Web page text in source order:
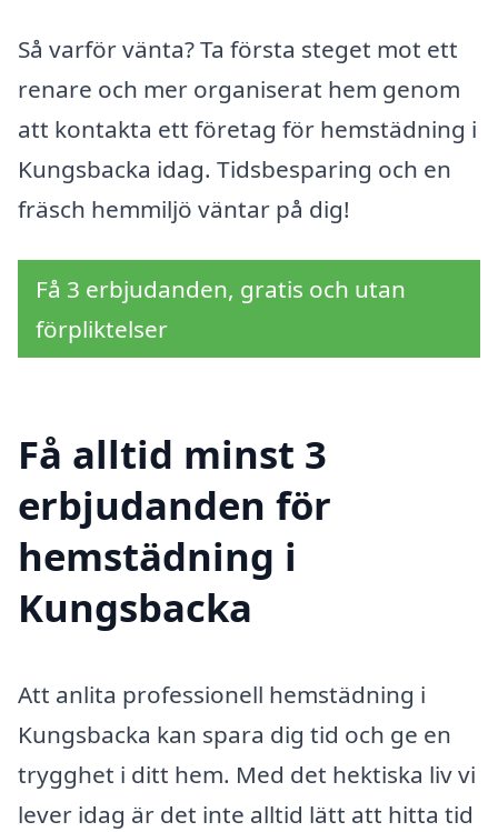
Så varför vänta? Ta första steget mot ett
renare och mer organiserat hem genom
att kontakta ett företag för hemstädning i
Kungsbacka idag. Tidsbesparing och en
fräsch hemmiljö väntar på dig!
Få 3 erbjudanden, gratis och utan
förpliktelser
Få alltid minst 3
erbjudanden för
hemstädning i
Kungsbacka
Att anlita professionell hemstädning i
Kungsbacka kan spara dig tid och ge en
trygghet i ditt hem. Med det hektiska liv vi
lever idag är det inte alltid lätt att hitta tid